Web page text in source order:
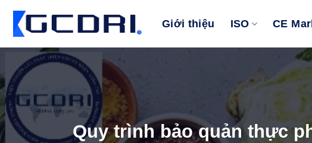
Giới thiệu ISO CE
Quy trình bảo quản thực